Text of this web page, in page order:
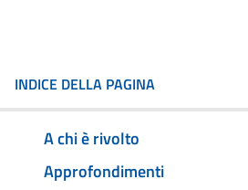
INDICE DELLA PAGINA
A chi è rivolto
Approfondimenti